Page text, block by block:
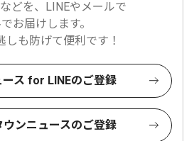
どを、LINEやメールで
お届けします。
しも防げて便利です！
ース for LINEのご登録
ウンニュースのご登録